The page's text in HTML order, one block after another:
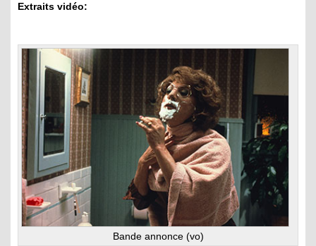
Extraits vidéo:
Bande annonce (vo)